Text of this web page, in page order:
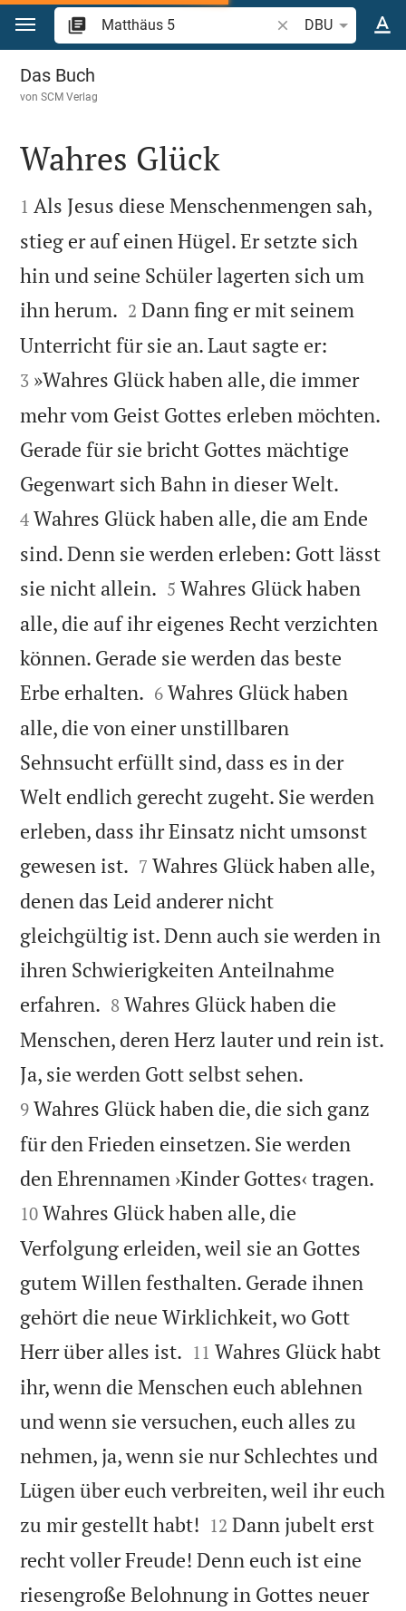
Zum Inhalt springen
Bibelstelle oder
DBU
Matthäus 5
Das Buch
vonSCM Verlag

Wahres Glück

1 Als Jesus diese Menschenmengen sah,
stieg er auf einen Hügel. Er setzte sich
hin und seine Schüler lagerten sich um
ihn herum. 

2 Dann fing er mit seinem
Unterricht für sie an. Laut sagte er:
3 »Wahres Glück haben alle, die immer
mehr vom Geist Gottes erleben möchten.
Gerade für sie bricht Gottes mächtige
Gegenwart sich Bahn in dieser Welt.
4 Wahres Glück haben alle, die am Ende
sind. Denn sie werden erleben: Gott lässt
sie nicht allein. 

5 Wahres Glück haben
alle, die auf ihr eigenes Recht verzichten
können. Gerade sie werden das beste
Erbe erhalten. 

6 Wahres Glück haben
alle, die von einer unstillbaren
Sehnsucht erfüllt sind, dass es in der
Welt endlich gerecht zugeht. Sie werden
erleben, dass ihr Einsatz nicht umsonst
gewesen ist. 

7 Wahres Glück haben alle,
denen das Leid anderer nicht
gleichgültig ist. Denn auch sie werden in
ihren Schwierigkeiten Anteilnahme
erfahren. 

8 Wahres Glück haben die
Menschen, deren Herz lauter und rein ist.
Ja, sie werden Gott selbst sehen.
9 Wahres Glück haben die, die sich ganz
für den Frieden einsetzen. Sie werden
den Ehrennamen ›Kinder Gottes‹ tragen.
10 Wahres Glück haben alle, die
Verfolgung erleiden, weil sie an Gottes
gutem Willen festhalten. Gerade ihnen
gehört die neue Wirklichkeit, wo Gott
Herr über alles ist. 

11 Wahres Glück habt
ihr, wenn die Menschen euch ablehnen
und wenn sie versuchen, euch alles zu
nehmen, ja, wenn sie nur Schlechtes und
Lügen über euch verbreiten, weil ihr euch
zu mir gestellt habt! 

12 Dann jubelt erst
recht voller Freude! Denn euch ist eine
riesengroße Belohnung in Gottes neuer